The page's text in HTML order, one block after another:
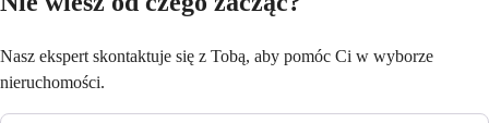
Nasz ekspert skontaktuje się z Tobą, aby pomóc Ci w wyborze
nieruchomości.